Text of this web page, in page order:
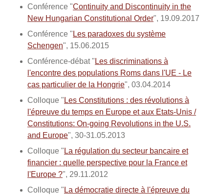
Conférence "Continuity and Discontinuity in the
New Hungarian Constitutional Order", 19.09.2017
Conférence "Les paradoxes du système
Schengen", 15.06.2015
Conférence-débat "Les discriminations à
l'encontre des populations Roms dans l'UE - Le
cas particulier de la Hongrie", 03.04.2014
Colloque "Les Constitutions : des révolutions à
l'épreuve du temps en Europe et aux Etats-Unis /
Constitutions: On-going Revolutions in the U.S.
and Europe", 30-31.05.2013
Colloque "La régulation du secteur bancaire et
financier : quelle perspective pour la France et
l'Europe ?", 29.11.2012
Colloque "La démocratie directe à l'épreuve du